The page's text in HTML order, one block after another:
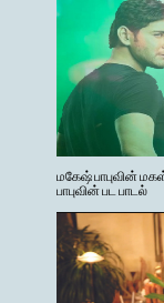
மகேஷ் பாபுவின்
பாபுவின் பட பாடல்